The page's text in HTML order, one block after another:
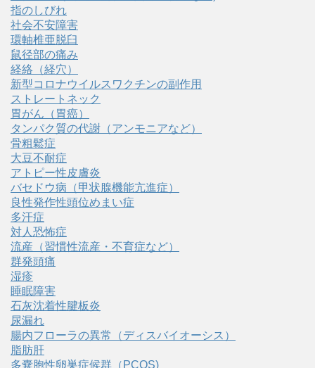
指のしびれ
社会不安障害
環軸椎亜脱臼
鼠径部の痛み
経絡（経穴）
新型コロナウイルスワクチンの副作用
ストレートネック
胃がん（胃癌）
タンパク質の代謝（アンモニアなど）
骨粗鬆症
大豆不耐症
アトピー性皮膚炎
バセドウ病（甲状腺機能亢進症）
良性発作性頭位めまい症
多汗症
対人恐怖症
流産（習慣性流産・不育症など）
群発頭痛
湿疹
睡眠障害
石灰沈着性腱板炎
尿漏れ
腸内フローラの異常（ディスバイオーシス）
脂肪肝
多嚢胞性卵巣症候群（PCOS)